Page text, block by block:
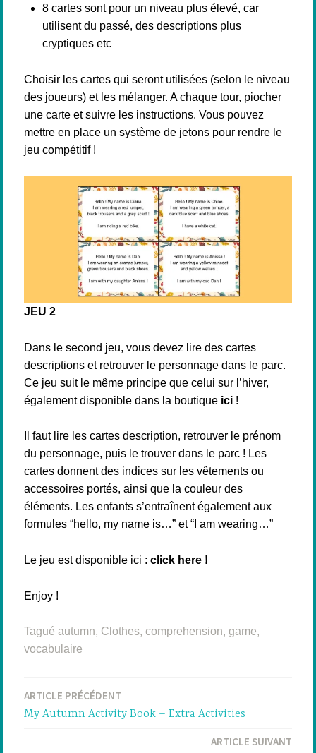
8 cartes sont pour un niveau plus élevé, car
utilisent du passé, des descriptions plus
cryptiques etc
Choisir les cartes qui seront utilisées (selon le niveau
des joueurs) et les mélanger. A chaque tour, piocher
une carte et suivre les instructions. Vous pouvez
mettre en place un système de jetons pour rendre le
jeu compétitif !
JEU 2
Dans le second jeu, vous devez lire des cartes
descriptions et retrouver le personnage dans le parc.
Ce jeu suit le même principe que celui sur l’hiver,
également disponible dans la boutique ici !
Il faut lire les cartes description, retrouver le prénom
du personnage, puis le trouver dans le parc ! Les
cartes donnent des indices sur les vêtements ou
accessoires portés, ainsi que la couleur des
éléments. Les enfants s’entraînent également aux
formules “hello, my name is…” et “I am wearing…”
Le jeu est disponible ici :click here !
Enjoy !
Taguéautumn, Clothes,comprehension,game,
vocabulaire
Navigation
de
ARTICLE PRÉCÉDENT
My Autumn Activity Book – Extra Activities
ARTICLE SUIVANT